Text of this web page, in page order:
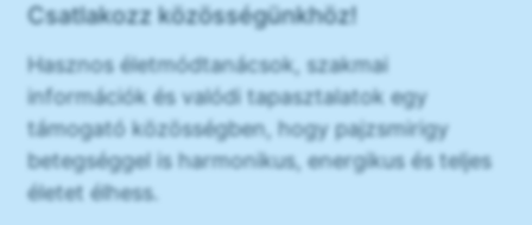
Csatlakozz közösségünkhöz!
Hasznos életmódtanácsok, szakmai
információk és valódi tapasztalatok egy
támogató közösségben, hogy pajzsmirigy
betegséggel is harmonikus, energikus és teljes
életet élhess.